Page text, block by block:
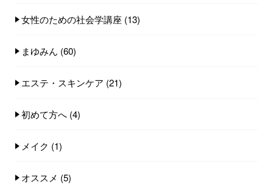
女性のための社会学講座 (13)
まゆみん (60)
エステ・スキンケア (21)
初めて方へ (4)
メイク (1)
オススメ (5)